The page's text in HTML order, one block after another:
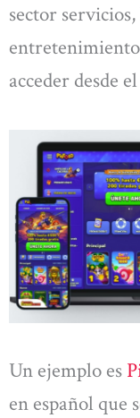
sector
acceder desde
Un ejemplo es
en español que